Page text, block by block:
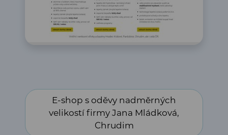
E-shop s oděvy nadměrných velikostí firmy Jana
Mládková, Chrudim
E-shop s oděvy nadměrných
velikostí firmy Jana Mládková,
Chrudim